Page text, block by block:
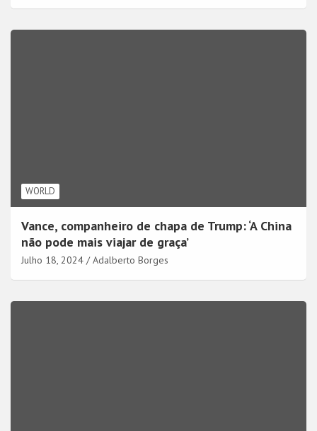
WORLD
Vance, companheiro de chapa de Trump: ‘A China
não pode mais viajar de graça’
Julho 18, 2024 Adalberto Borges